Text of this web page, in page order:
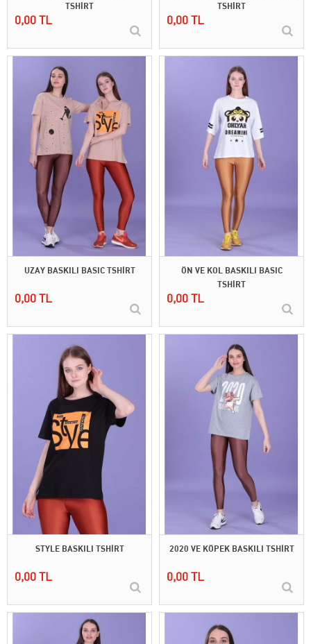
TSHİRT
0,00 TL
TSHİRT
0,00 TL
UZAY BASKILI BASIC TSHİRT
0,00 TL
ÖN VE KOL BASKILI BASIC
TSHİRT
0,00 TL
STYLE BASKILI TSHİRT
0,00 TL
2020 VE KÖPEK BASKILI TSHİRT
0,00 TL